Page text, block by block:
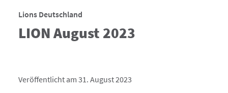
Lions Deutschland
LION August 2023
Veröffentlicht am 31. August 2023